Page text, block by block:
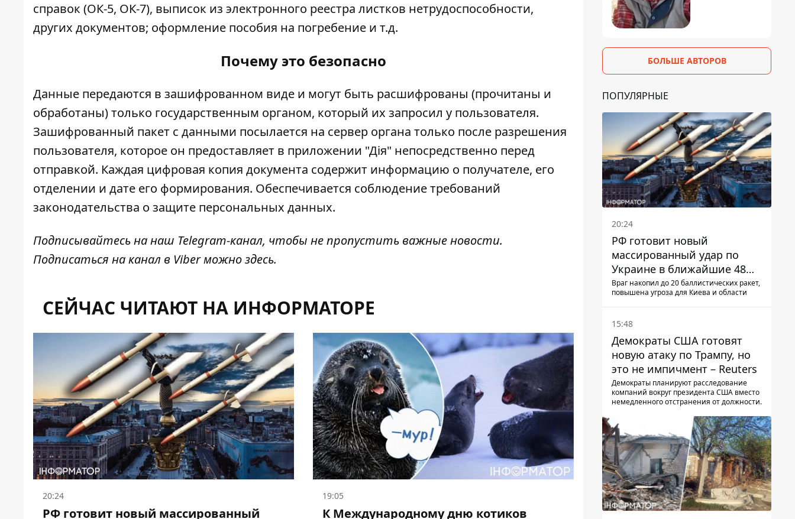
справок (ОК-5, ОК-7), выписок из электронного реестра листков нетрудоспособности,
других документов; оформление пособия на погребение и т.д.
Почему это безопасно
Данные передаются в зашифрованном виде и могут быть расшифрованы (прочитаны и
обработаны) только государственным органом, который их запросил у пользователя.
Зашифрованный пакет с данными посылается на сервер органа только после разрешения
пользователя, которое он предоставляет в приложении "Дія" непосредственно перед
отправкой. Каждая цифровая копия документа содержит информацию о получателе, его
отделении и дате его формирования. Обеспечивается соблюдение требований
законодательства о защите персональных данных.
Подписывайтесь на наш Telegram-канал, чтобы не пропустить важные новости.
Подписаться на канал в Viber можноздесь.
СЕЙЧАС ЧИТАЮТ НА ИНФОРМАТОРЕ
20:24
РФ готовит новый массированный
19:05
К Международному дню котиков
БОЛЬШЕ АВТОРОВ
ПОПУЛЯРНЫЕ
20:24
РФ готовит новый
массированный удар по
Украине в ближайшие 48
часов – разведка США
Враг накопил до 20 баллистических ракет,
повышена угроза для Киева и области
15:48
Демократы США готовят
новую атаку по Трампу, но
это не импичмент – Reuters
Демократы планируют расследование
компаний вокруг президента США вместо
немедленного отстранения от должности.